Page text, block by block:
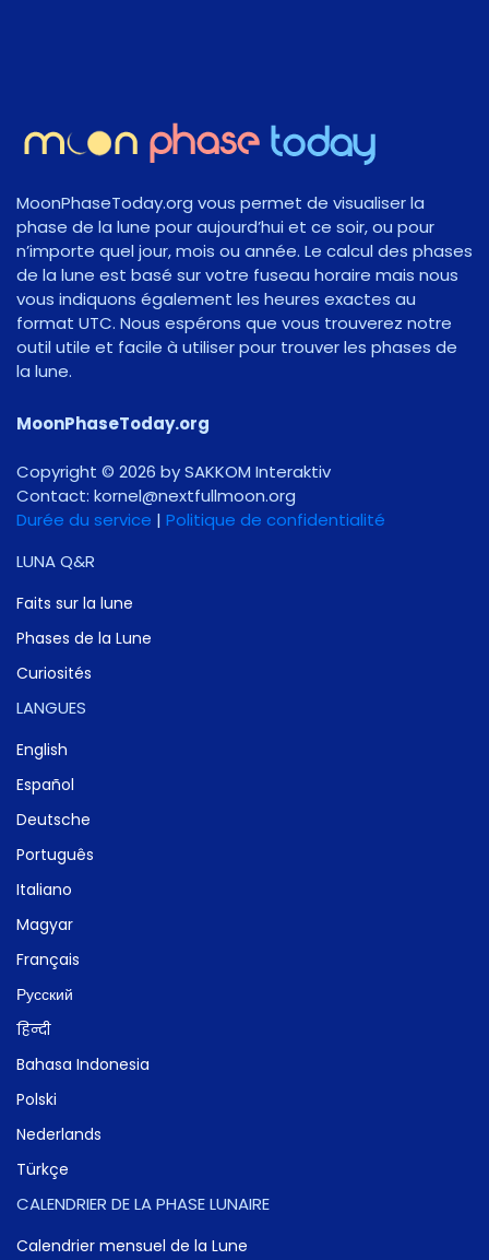
MoonPhaseToday.org vous permet de visualiser la
phase de la lune pour aujourd’hui et ce soir, ou pour
n’importe quel jour, mois ou année. Le calcul des phases
de la lune est basé sur votre fuseau horaire mais nous
vous indiquons également les heures exactes au
format UTC. Nous espérons que vous trouverez notre
outil utile et facile à utiliser pour trouver les phases de
la lune.
MoonPhaseToday.org
Copyright © 2026 by SAKKOM Interaktiv
Contact: gro.noomlluftxen@lenrok
Durée du service | Politique de confidentialité
LUNA Q&R
Faits sur la lune
Phases de la Lune
Curiosités
LANGUES
English
Español
Deutsche
Português
Italiano
Magyar
Français
Русский
हिन्दी
Bahasa Indonesia
Polski
Nederlands
Türkçe
CALENDRIER DE LA PHASE LUNAIRE
Calendrier mensuel de la Lune